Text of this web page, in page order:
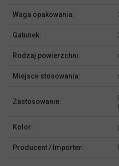
Waga opakowania:
Gatunek:
Rodzaj powierzchni:
Miejsce stosowania:
Zastosowanie:
Kolor:
Producent / Importer: